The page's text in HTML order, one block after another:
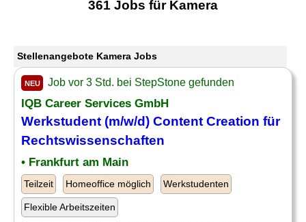
361 Jobs für Kamera
Stellenangebote Kamera Jobs
NEU Job vor 3 Std. bei StepStone gefunden
IQB Career Services GmbH
Werkstudent (m/w/d) Content Creation für
Rechtswissenschaften
• Frankfurt am Main
Teilzeit Homeoffice möglich Werkstudenten
Flexible Arbeitszeiten